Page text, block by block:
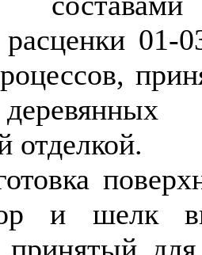
01-
отделкой.
и шелк
принятый